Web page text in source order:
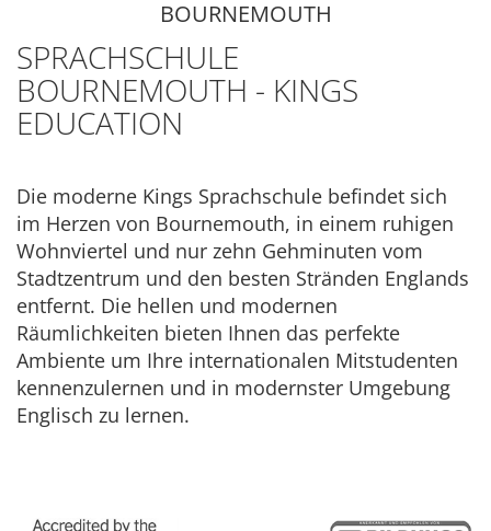
BOURNEMOUTH
SPRACHSCHULE
BOURNEMOUTH - KINGS
EDUCATION
Die moderne Kings Sprachschule befindet sich
im Herzen von Bournemouth, in einem ruhigen
Wohnviertel und nur zehn Gehminuten vom
Stadtzentrum und den besten Stränden Englands
entfernt. Die hellen und modernen
Räumlichkeiten bieten Ihnen das perfekte
Ambiente um Ihre internationalen Mitstudenten
kennenzulernen und in modernster Umgebung
Englisch zu lernen.